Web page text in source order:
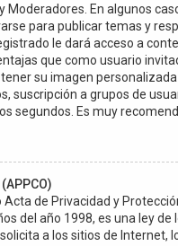
Moderadores. En algunos
para publicar temas y
le dará acceso a
que como usuario
su imagen
suscripción a grupos de
segundos. Es muy
Acta de Privacidad y
del año 1998, es una ley de
a los sitios de Internet,